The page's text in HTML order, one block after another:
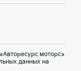
моторс»
данных на